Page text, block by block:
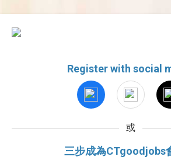
Register with social
或
三步成為CTgoodjobs